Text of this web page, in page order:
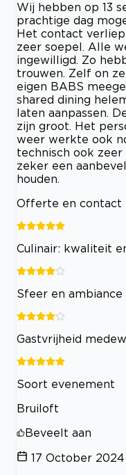
Wij hebben op 13
prachtige dag
Het contact
zeer soepel. Alle
ingewilligd. Zo
trouwen. Zelf on
eigen BABS
shared dining
laten aanpassen.
zijn groot. Het
weer werkte ook
technisch ook
zeker een
houden.
Offerte en contact
Culinair: kwaliteit
Sfeer en ambiance
Gastvrijheid
Soort evenement
Bruiloft
Beveelt aan
17 October 2024